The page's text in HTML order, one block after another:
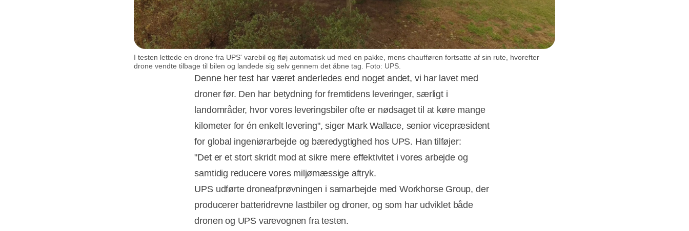
I testen lettede en drone fra UPS' varebil og fløj automatisk ud med en pakke, mens chaufføren fortsatte af sin rute, hvorefter
drone vendte tilbage til bilen og landede sig selv gennem det åbne tag. Foto: UPS.
Denne her test har været anderledes end noget andet, vi har lavet med
droner før. Den har betydning for fremtidens leveringer, særligt i
landområder, hvor vores leveringsbiler ofte er nødsaget til at køre mange
kilometer for én enkelt levering", siger Mark Wallace, senior vicepræsident
for global ingeniørarbejde og bæredygtighed hos UPS. Han tilføjer:
"Det er et stort skridt mod at sikre mere effektivitet i vores arbejde og
samtidig reducere vores miljømæssige aftryk.
UPS udførte droneafprøvningen i samarbejde med Workhorse Group, der
producerer batteridrevne lastbiler og droner, og som har udviklet både
dronen og UPS varevognen fra testen.